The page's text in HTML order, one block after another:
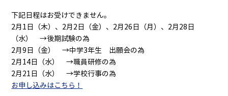
下記日程はお受けできません。
2月1日（木）、2月2日（金）、2月26日（月）、2月28日
（水） →後期試験の為
2月9日（金） →中学3年生 出願会の為
2月14日（水） →職員研修の為
2月21日（水） →学校行事の為
お申し込みはこちら！